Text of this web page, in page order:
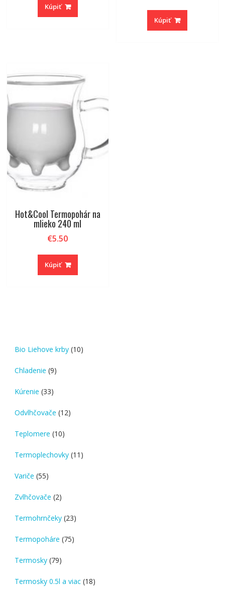
Kúpiť
Kúpiť
Hot&Cool Termopohár na
mlieko 240 ml
€5.50
Kúpiť
Bio Liehove krby 1010
Chladenie 99
Kúrenie 3333
Odvlhčovače 1212
Teplomere 1010
Termoplechovky 11 11
Variče 5555
Zvlhčovače 22
Termohrnčeky 2323
Termopoháre 7575
Termosky 7979
Termosky 0.5l a viac 1818